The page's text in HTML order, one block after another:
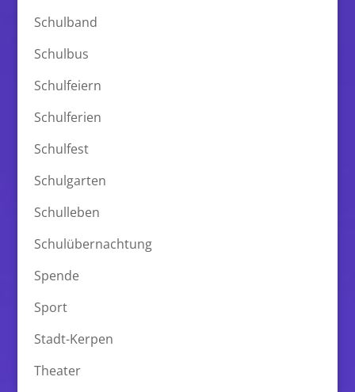
Schulband
Schulbus
Schulfeiern
Schulferien
Schulfest
Schulgarten
Schulleben
Schulübernachtung
Spende
Sport
Stadt-Kerpen
Theater